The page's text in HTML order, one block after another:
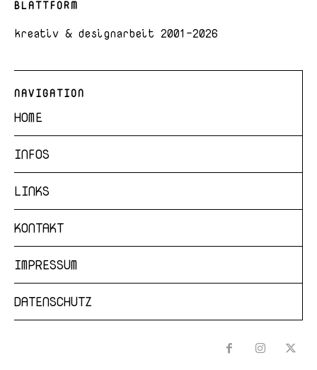
BLATTFORM
kreativ & designarbeit 2001-2026
NAVIGATION
HOME
INFOS
LINKS
KONTAKT
IMPRESSUM
DATENSCHUTZ